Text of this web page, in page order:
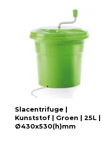
Slacentrifuge |
Kunststof | Groen | 25L |
Ø430x530(h)mm